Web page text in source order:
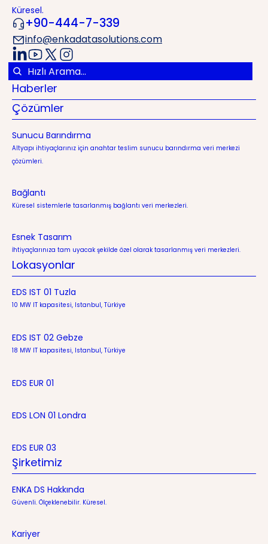
Küresel.
+90-444-7-339
info@enkadatasolutions.com
Haberler
Çözümler
Sunucu Barındırma
Altyapı ihtiyaçlarınız için anahtar teslim sunucu barındırma veri merkezi
çözümleri.
Bağlantı
Küresel sistemlerle tasarlanmış bağlantı veri merkezleri.
Esnek Tasarım
İhtiyaçlarınıza tam uyacak şekilde özel olarak tasarlanmış veri merkezleri.
Lokasyonlar
EDS IST 01 Tuzla
10 MW IT kapasitesi, Istanbul, Türkiye
EDS IST 02 Gebze
18 MW IT kapasitesi, Istanbul, Türkiye
EDS EUR 01
EDS LON 01 Londra
EDS EUR 03
Şirketimiz
ENKA DS Hakkında
Güvenli. Ölçeklenebilir. Küresel.
Kariyer